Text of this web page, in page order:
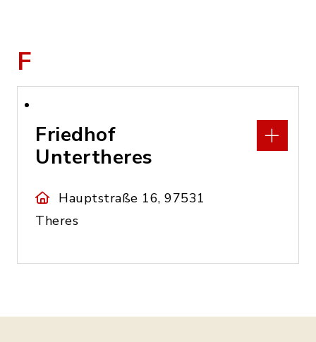
F
Friedhof
Untertheres
Hauptstraße 16, 97531
Theres